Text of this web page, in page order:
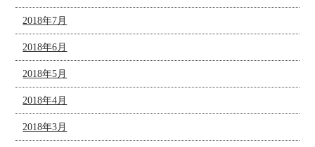
2018年7月
2018年6月
2018年5月
2018年4月
2018年3月